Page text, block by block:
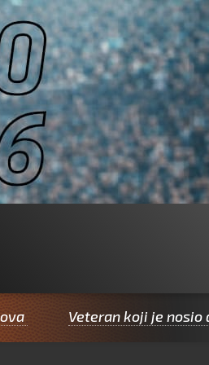
Veteran koji je nosio dres